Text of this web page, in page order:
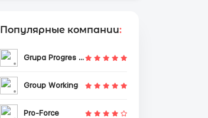
Популярные компании:
Grupa Progres Sp. z o.o.
Group Working
Pro-Force